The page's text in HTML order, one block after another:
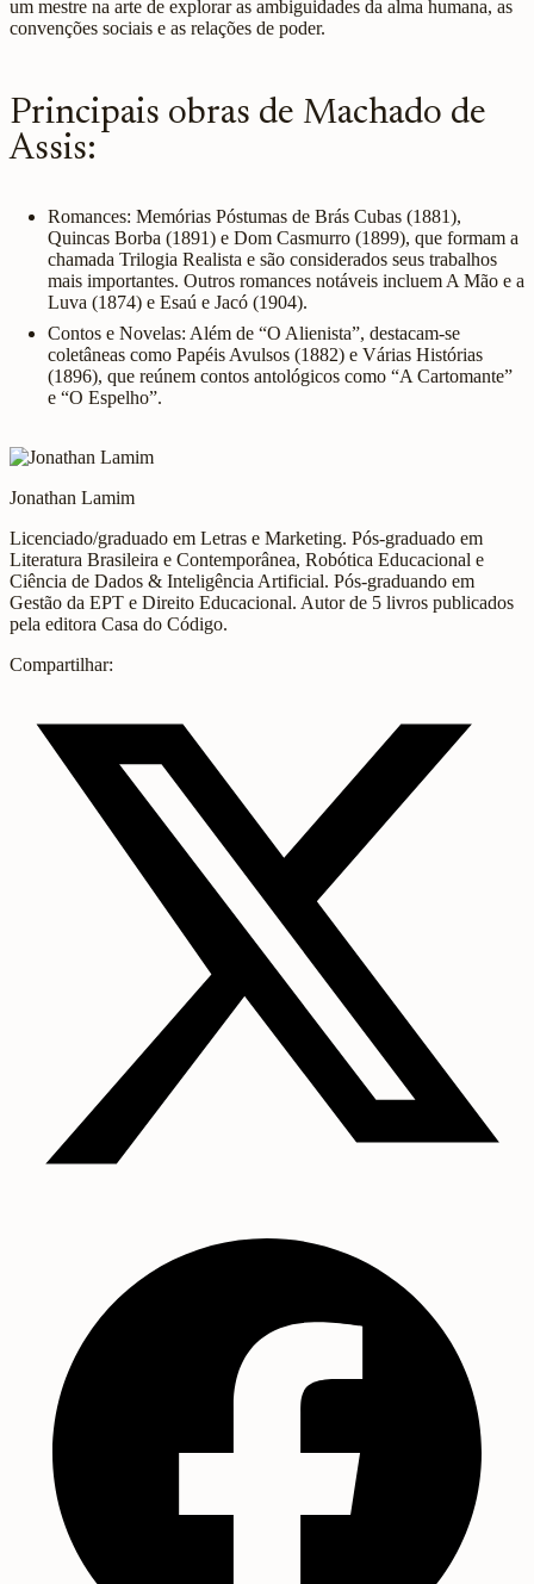
um mestre na arte de explorar as ambiguidades da alma humana, as
convenções sociais e as relações de poder.
Principais obras de Machado de
Assis:
Romances: Memórias Póstumas de Brás Cubas (1881),
Quincas Borba (1891) e Dom Casmurro (1899), que formam a
chamada Trilogia Realista e são considerados seus trabalhos
mais importantes. Outros romances notáveis incluem A Mão e a
Luva (1874) e Esaú e Jacó (1904).
Contos e Novelas: Além de “O Alienista”, destacam-se
coletâneas como Papéis Avulsos (1882) e Várias Histórias
(1896), que reúnem contos antológicos como “A Cartomante”
e “O Espelho”.
Jonathan Lamim
Licenciado/graduado em Letras e Marketing. Pós-graduado em
Literatura Brasileira e Contemporânea, Robótica Educacional e
Ciência de Dados & Inteligência Artificial. Pós-graduando em
Gestão da EPT e Direito Educacional. Autor de 5 livros publicados
pela editora Casa do Código.
Compartilhar: